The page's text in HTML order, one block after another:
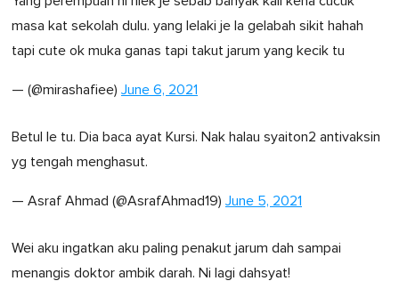
masa kat sekolah dulu. yang lelaki je la gelabah sikit hahah
tapi cute ok muka ganas tapi takut jarum yang kecik tu
— (@mirashafiee) June 6, 2021
Betul le tu. Dia baca ayat Kursi. Nak halau syaiton2 antivaksin
yg tengah menghasut.
— Asraf Ahmad (@AsrafAhmad19) June 5, 2021
Wei aku ingatkan aku paling penakut jarum dah sampai
menangis doktor ambik darah. Ni lagi dahsyat!